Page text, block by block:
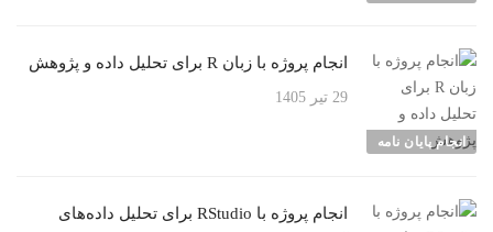
انجام پایان نامه
انجام پروژه با زبان R برای تحلیل داده و پژوهش
29 تیر 1405
انجام پروژه با RStudio برای تحلیل داده‌های